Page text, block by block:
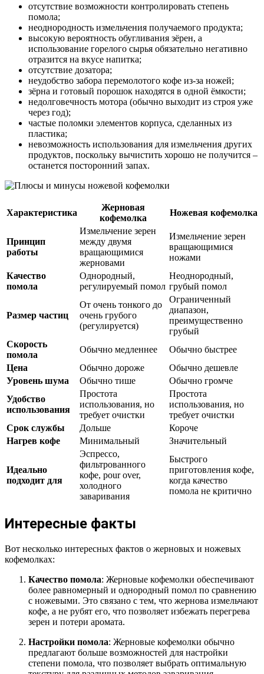
отсутствие возможности контролировать степень
помола;
неоднородность измельчения получаемого продукта;
высокую вероятность обугливания зёрен, а
использование горелого сырья обязательно негативно
отразится на вкусе напитка;
отсутствие дозатора;
неудобство забора перемолотого кофе из-за ножей;
зёрна и готовый порошок находятся в одной ёмкости;
недолговечность мотора (обычно выходит из строя уже
через год);
частые поломки элементов корпуса, сделанных из
пластика;
невозможность использования для измельчения других
продуктов, поскольку вычистить хорошо не получится –
останется посторонний запах.
Характеристика
Жерновая
кофемолка
Ножевая кофемолка
Принцип
работы
Измельчение зерен
между двумя
вращающимися
жерновами
Измельчение зерен
вращающимися
ножами
Качество
помола
Однородный,
регулируемый помол
Неоднородный,
грубый помол
Размер частиц
От очень тонкого до
очень грубого
(регулируется)
Ограниченный
диапазон,
преимущественно
грубый
Скорость
помола
Обычно медленнее
Обычно быстрее
Цена
Обычно дороже
Обычно дешевле
Уровень шума
Обычно тише
Обычно громче
Удобство
использования
Простота
использования, но
требует очистки
Простота
использования, но
требует очистки
Срок службы
Дольше
Короче
Нагрев кофе
Минимальный Значительный
Идеально
подходит для
Эспрессо,
фильтрованного
кофе, pour over,
холодного
заваривания
Быстрого
приготовления кофе,
когда качество
помола не критично
Интересные факты
Вот несколько интересных фактов о жерновых и ножевых
кофемолках:
Качество помола: Жерновые кофемолки обеспечивают
более равномерный и однородный помол по сравнению
с ножевыми. Это связано с тем, что жернова измельчают
кофе, а не рубят его, что позволяет избежать перегрева
зерен и потери аромата.
Настройки помола: Жерновые кофемолки обычно
предлагают больше возможностей для настройки
степени помола, что позволяет выбрать оптимальную